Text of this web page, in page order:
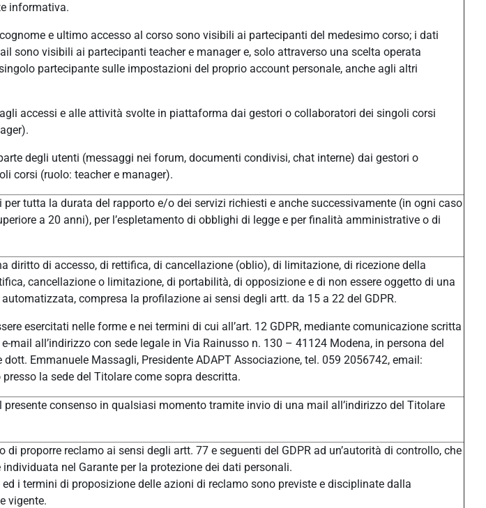
informativa.
e ultimo accesso al corso sono visibili ai partecipanti del medesimo corso; i dati
sono visibili ai partecipanti teacher e manager e, solo attraverso una scelta operata
partecipante sulle impostazioni del proprio account personale, anche agli altri
accessi e alle attività svolte in piattaforma dai gestori o collaboratori dei singoli corsi
degli utenti (messaggi nei forum, documenti condivisi, chat interne) dai gestori o
corsi (ruolo: teacher e manager).
per tutta la durata del rapporto e/o dei servizi richiesti e anche successivamente (in ogni caso
a 20 anni), per l’espletamento di obblighi di legge e per finalità amministrative o di
diritto di accesso, di rettifica, di cancellazione (oblio), di limitazione, di ricezione della
cancellazione o limitazione, di portabilità, di opposizione e di non essere oggetto di una
compresa la profilazione ai sensi degli artt. da 15 a 22 del GDPR.
esercitati nelle forme e nei termini di cui all’art. 12 GDPR, mediante comunicazione scritta
mail all’indirizzo con sede legale in Via Rainusso n. 130 – 41124 Modena, in persona del
dott. Emmanuele Massagli, Presidente ADAPT Associazione, tel. 059 2056742, email:
la sede del Titolare come sopra descritta.
presente consenso in qualsiasi momento tramite invio di una mail all’indirizzo del Titolare
di proporre reclamo ai sensi degli artt. 77 e seguenti del GDPR ad un’autorità di controllo, che
nel Garante per la protezione dei dati personali.
i termini di proposizione delle azioni di reclamo sono previste e disciplinate dalla
vigente.